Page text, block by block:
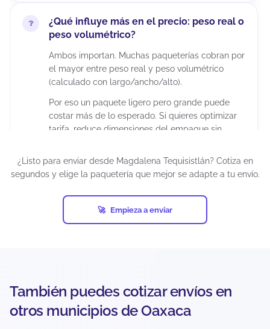
¿Qué influye más en el precio: peso real o
peso volumétrico?
Ambos importan. Muchas paqueterías cobran por
el mayor entre peso real y peso volumétrico
(calculado con largo/ancho/alto).
Por eso un paquete ligero pero grande puede
costar más de lo esperado. Si quieres optimizar
tarifa, reduce dimensiones del empaque sin
¿Puedo enviar paquetes grandes desde
Magdalena Tequisistlán?
Sí, siempre que estén dentro de los límites del
¿Puedo enviar a zonas rurales o
¿Listo para enviar desde Magdalena Tequisistlán? Cotiza en
segundos y elige la paquetería que mejor se adapte a tu envío.
Empieza a enviar
También puedes cotizar envíos en
otros municipios de Oaxaca